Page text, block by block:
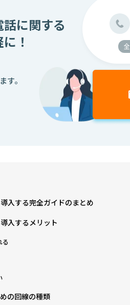
に関する
！
す。
入する完全ガイドのまとめ
入するメリット
る
の回線の種類